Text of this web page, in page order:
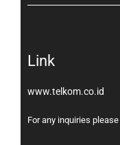
Link
www.telkom.co.id
For any inquiries